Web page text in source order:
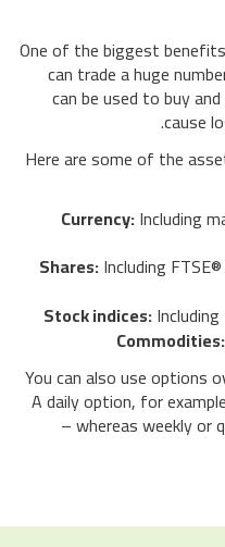
One of the biggest
can trade a huge
can be used to buy
cause
Here are some of the
Currency:Including
Shares:Including
Stock indices:
Commodities:
You can also use options
A daily option, for
– whereas weekly or